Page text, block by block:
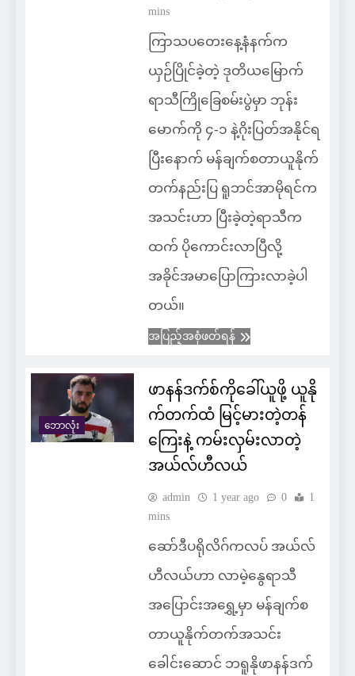
mins
ကြာသပတေးနေ့နံနက်က
ယှဉ်ပြိုင်ခဲ့တဲ့ ဒုတိယမြောက်
ရာသီကြိုခြေစမ်းပွဲမှာ ဘုန်း
မောက်ကို ၄-၁ နဲ့ဂိုးပြတ်အနိုင်ရ
ပြီးနောက် မန်ချက်စတာယူနိုက်
တက်နည်းပြ ရူဘင်အာမိုရင်က
အသင်းဟာ ပြီးခဲ့တဲ့ရာသီက
ထက် ပိုကောင်းလာပြီလို့
အခိုင်အမာပြောကြားလာခဲ့ပါ
တယ်။
အပြည့်အစုံဖတ်ရန်
ဘောလုံး
ဖာနန်ဒက်စ်ကိုခေါ်ယူဖို့ ယူနို
က်တက်ထံ မြင့်မားတဲ့တန်
ကြေးနဲ့ ကမ်းလှမ်းလာတဲ့
အယ်လ်ဟီလယ်
admin 1 year ago 0
1
mins
ဆော်ဒီပရိုလိဂ်ကလပ် အယ်လ်
ဟီလယ်ဟာ လာမဲ့နွေရာသီ
အပြောင်းအရွှေ့မှာ မန်ချက်စ
တာယူနိုက်တက်အသင်း
ခေါင်းဆောင် ဘရူနိုဖာနန်ဒက်